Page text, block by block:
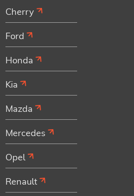
Cherry
Ford
Honda
Kia
Mazda
Mercedes
Opel
Renault